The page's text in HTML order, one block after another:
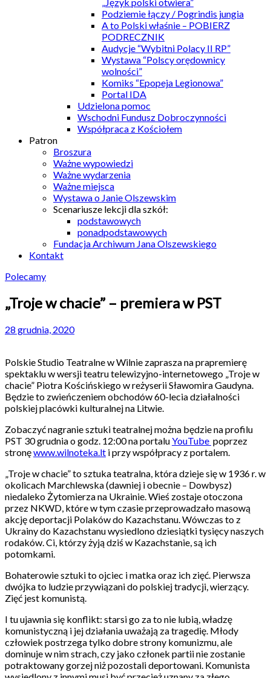
Podziemie łączy / Pogrindis jungia
A to Polski właśnie – POBIERZ
PODRECZNIK
Audycje “Wybitni Polacy II RP”
Wystawa “Polscy orędownicy
wolności”
Komiks “Epopeja Legionowa”
Portal IDA
Udzielona pomoc
Wschodni Fundusz Dobroczynności
Współpraca z Kościołem
Patron
Broszura
Ważne wypowiedzi
Ważne wydarzenia
Ważne miejsca
Wystawa o Janie Olszewskim
Scenariusze lekcji dla szkół:
podstawowych
ponadpodstawowych
Fundacja Archiwum Jana Olszewskiego
Kontakt
Polecamy
„Troje w chacie” – premiera w PST
28 grudnia, 2020
Polskie Studio Teatralne w Wilnie zaprasza na prapremierę
spektaklu w wersji teatru telewizyjno-internetowego „Troje w
chacie” Piotra Kościńskiego w reżyserii Sławomira Gaudyna.
Będzie to zwieńczeniem obchodów 60-lecia działalności
polskiej placówki kulturalnej na Litwie.
Zobaczyć nagranie sztuki teatralnej można będzie na profilu
PST 30 grudnia o godz. 12:00 na portaluYouTube poprzez
stronęwww.wilnoteka.lt i przy współpracy z portalem.
„Troje w chacie” to sztuka teatralna, która dzieje się w 1936 r. w
okolicach Marchlewska (dawniej i obecnie – Dowbysz)
niedaleko Żytomierza na Ukrainie. Wieś zostaje otoczona
przez NKWD, które w tym czasie przeprowadzało masową
akcję deportacji Polaków do Kazachstanu. Wówczas to z
Ukrainy do Kazachstanu wysiedlono dziesiątki tysięcy naszych
rodaków. Ci, którzy żyją dziś w Kazachstanie, są ich
potomkami.
Bohaterowie sztuki to ojciec i matka oraz ich zięć. Pierwsza
dwójka to ludzie przywiązani do polskiej tradycji, wierzący.
Zięć jest komunistą.
I tu ujawnia się konflikt: starsi go za to nie lubią, władzę
komunistyczną i jej działania uważają za tragedię. Młody
człowiek postrzega tylko dobre strony komunizmu, ale
dominuje w nim strach, czy jako członek partii nie zostanie
potraktowany gorzej niż pozostali deportowani. Komunista